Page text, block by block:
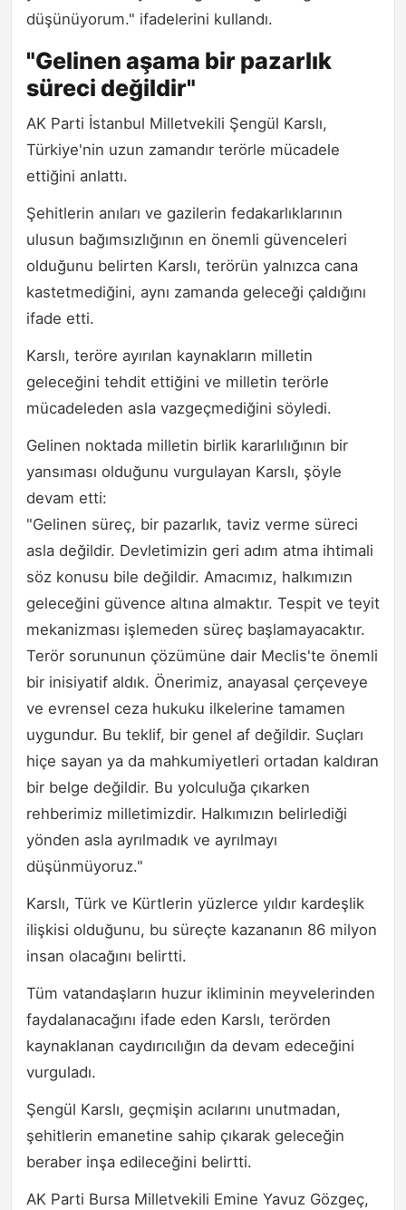
düşünüyorum." ifadelerini kullandı.
"Gelinen aşama bir pazarlık
süreci değildir"
AK Parti İstanbul Milletvekili Şengül Karslı,
Türkiye'nin uzun zamandır terörle mücadele
ettiğini anlattı.
Şehitlerin anıları ve gazilerin fedakarlıklarının
ulusun bağımsızlığının en önemli güvenceleri
olduğunu belirten Karslı, terörün yalnızca cana
kastetmediğini, aynı zamanda geleceği çaldığını
ifade etti.
Karslı, teröre ayırılan kaynakların milletin
geleceğini tehdit ettiğini ve milletin terörle
mücadeleden asla vazgeçmediğini söyledi.
Gelinen noktada milletin birlik kararlılığının bir
yansıması olduğunu vurgulayan Karslı, şöyle
devam etti:
"Gelinen süreç, bir pazarlık, taviz verme süreci
asla değildir. Devletimizin geri adım atma ihtimali
söz konusu bile değildir. Amacımız, halkımızın
geleceğini güvence altına almaktır. Tespit ve teyit
mekanizması işlemeden süreç başlamayacaktır.
Terör sorununun çözümüne dair Meclis'te önemli
bir inisiyatif aldık. Önerimiz, anayasal çerçeveye
ve evrensel ceza hukuku ilkelerine tamamen
uygundur. Bu teklif, bir genel af değildir. Suçları
hiçe sayan ya da mahkumiyetleri ortadan kaldıran
bir belge değildir. Bu yolculuğa çıkarken
rehberimiz milletimizdir. Halkımızın belirlediği
yönden asla ayrılmadık ve ayrılmayı
düşünmüyoruz."
Karslı, Türk ve Kürtlerin yüzlerce yıldır kardeşlik
ilişkisi olduğunu, bu süreçte kazananın 86 milyon
insan olacağını belirtti.
Tüm vatandaşların huzur ikliminin meyvelerinden
faydalanacağını ifade eden Karslı, terörden
kaynaklanan caydırıcılığın da devam edeceğini
vurguladı.
Şengül Karslı, geçmişin acılarını unutmadan,
şehitlerin emanetine sahip çıkarak geleceğin
beraber inşa edileceğini belirtti.
AK Parti Bursa Milletvekili Emine Yavuz Gözgeç,